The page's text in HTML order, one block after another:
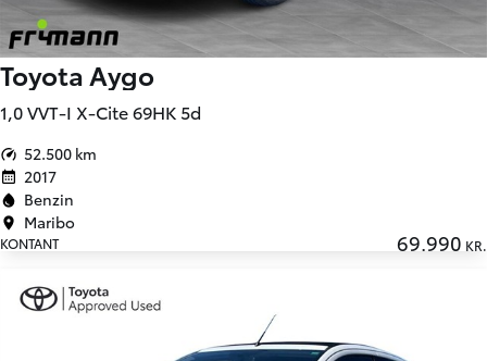
Toyota Aygo
1,0 VVT-I X-Cite 69HK 5d
52.500 km
2017
Benzin
Maribo
KONTANT 69.990 KR.